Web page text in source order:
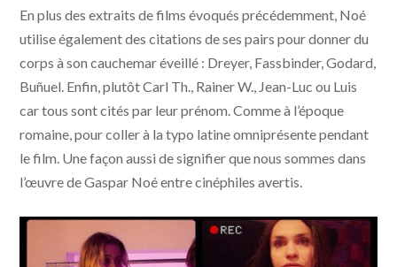
En plus des extraits de films évoqués précédemment, Noé
utilise également des citations de ses pairs pour donner du
corps à son cauchemar éveillé : Dreyer, Fassbinder, Godard,
Buñuel. Enfin, plutôt Carl Th., Rainer W., Jean-Luc ou Luis
car tous sont cités par leur prénom. Comme à l’époque
romaine, pour coller à la typo latine omniprésente pendant
le film. Une façon aussi de signifier que nous sommes dans
l’œuvre de Gaspar Noé entre cinéphiles avertis.